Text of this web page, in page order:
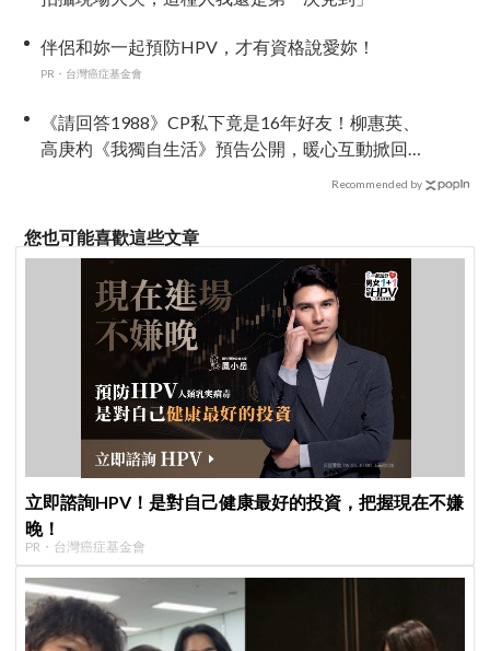
伴侶和妳一起預防HPV，才有資格說愛妳！
PR・台灣癌症基金會
《請回答1988》CP私下竟是16年好友！柳惠英、
高庚杓《我獨自生活》預告公開，暖心互動掀回
Recommended by
您也可能喜歡這些文章
立即諮詢HPV！是對自己健康最好的投資，把握現在不嫌
晚！
PR・台灣癌症基金會